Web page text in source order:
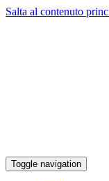
Salta al contenuto
Toggle navigation